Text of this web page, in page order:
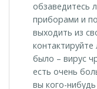
обзаведитесь
приборами и
выходить из
было – вирус
есть очень
вы кого-нибудь